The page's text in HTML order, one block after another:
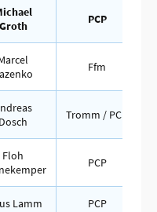
Groth
PCP
Ffm
Dosch
Tromm / PCP
Floh
PCP
Lamm PCP